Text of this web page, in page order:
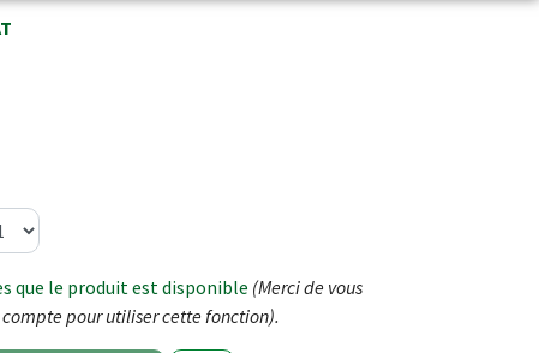
que le produit est disponible (Merci de vous
pour utiliser cette fonction).